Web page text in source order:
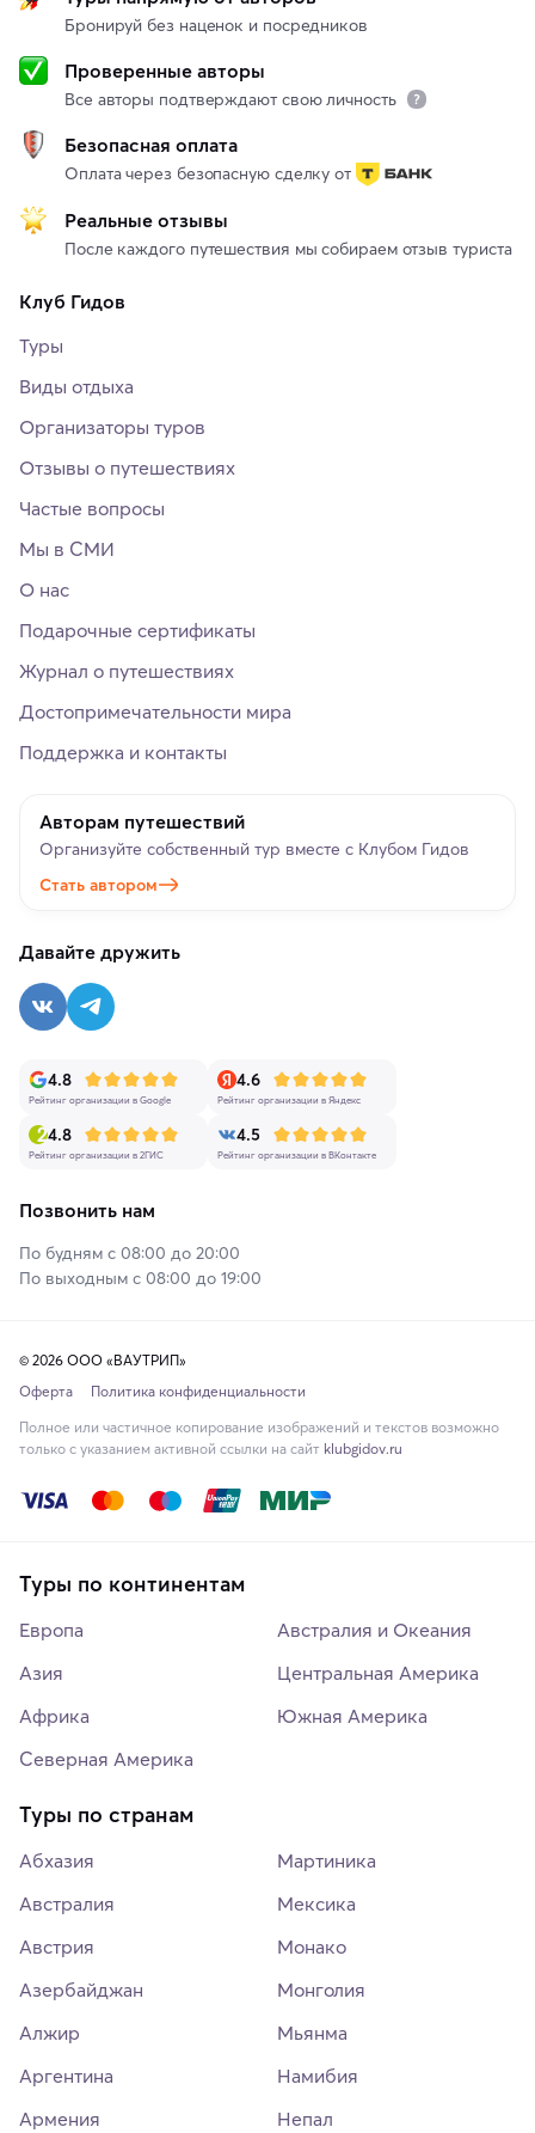
Бронируй без наценок и посредников
Проверенные авторы
Все авторы подтверждают свою личность
Безопасная оплата
Оплата через безопасную сделку от
Реальные отзывы
После каждого путешествия мы собираем отзыв туриста
Клуб Гидов
Туры
Виды отдыха
Организаторы туров
Отзывы о путешествиях
Частые вопросы
Мы в СМИ
О нас
Подарочные сертификаты
Журнал о путешествиях
Достопримечательности мира
Поддержка и контакты
Авторам путешествий
Организуйте собственный тур вместе с Клубом Гидов
Стать автором
Давайте дружить
4.8
Рейтинг организации в Google
4.6
Рейтинг организации в Яндекс
4.8
Рейтинг организации в 2ГИС
4.5
Рейтинг организации в ВКонтакте
Позвонить нам
По будням с 08:00 до 20:00
По выходным с 08:00 до 19:00
© 2026 ООО «ВАУТРИП»
Оферта
Политика конфиденциальности
Полное или частичное копирование изображений и текстов возможно
только с указанием активной ссылки на сайт klubgidov.ru
Туры по континентам
Европа
Азия
Африка
Северная Америка
Австралия и Океания
Центральная Америка
Южная Америка
Туры по странам
Абхазия
Австралия
Австрия
Азербайджан
Алжир
Аргентина
Армения
Мартиника
Мексика
Монако
Монголия
Мьянма
Намибия
Непал